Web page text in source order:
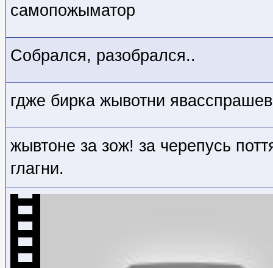
самопожыматор
Собрался, разобрался..
гдже бирка жывотни
жывтоне за зож! за черепусь
глагни.